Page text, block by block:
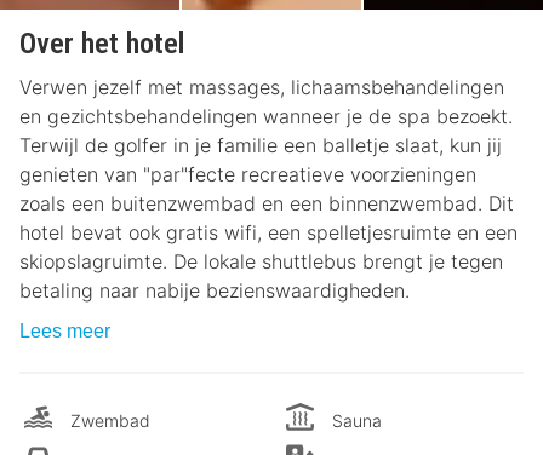
Over het hotel
Verwen jezelf met massages, lichaamsbehandelingen
en gezichtsbehandelingen wanneer je de spa bezoekt.
Terwijl de golfer in je familie een balletje slaat, kun jij
genieten van "par"fecte recreatieve voorzieningen
zoals een buitenzwembad en een binnenzwembad. Dit
hotel bevat ook gratis wifi, een spelletjesruimte en een
skiopslagruimte. De lokale shuttlebus brengt je tegen
betaling naar nabije bezienswaardigheden.
Lees meer
Zwembad
Sauna